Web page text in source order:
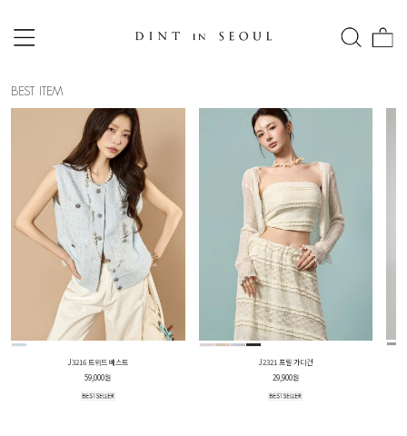
BEST ITEM
J3216 트위드 베스트
59,000원
J2321 프릴 가디건
29,900원